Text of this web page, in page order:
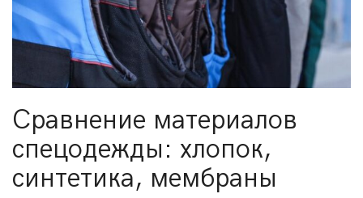
Сравнение материалов
спецодежды: хлопок,
синтетика, мембраны